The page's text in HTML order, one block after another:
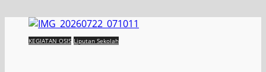
KEGIATAN OSIS Liputan Sekolah